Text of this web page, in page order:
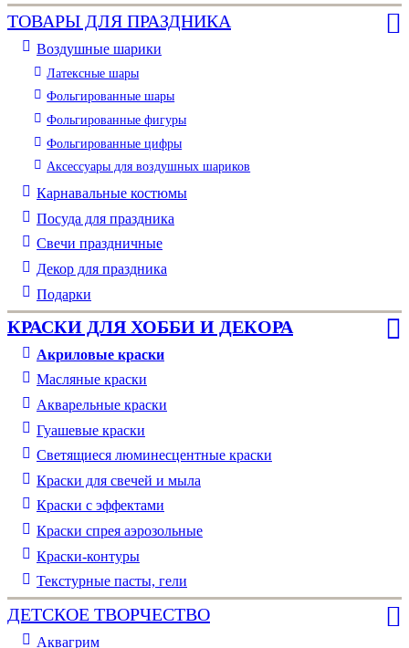
ТОВАРЫ ДЛЯ ПРАЗДНИКА
Воздушные шарики
Латексные шары
Фольгированные шары
Фольгированные фигуры
Фольгированные цифры
Аксессуары для воздушных шариков
Карнавальные костюмы
Посуда для праздника
Свечи праздничные
Декор для праздника
Подарки
КРАСКИ ДЛЯ ХОББИ И ДЕКОРА
Акриловые краски
Масляные краски
Акварельные краски
Гуашевые краски
Светящиеся люминесцентные краски
Краски для свечей и мыла
Краски с эффектами
Краски спрея аэрозольные
Краски-контуры
Текстурные пасты, гели
ДЕТСКОЕ ТВОРЧЕСТВО
Аквагрим